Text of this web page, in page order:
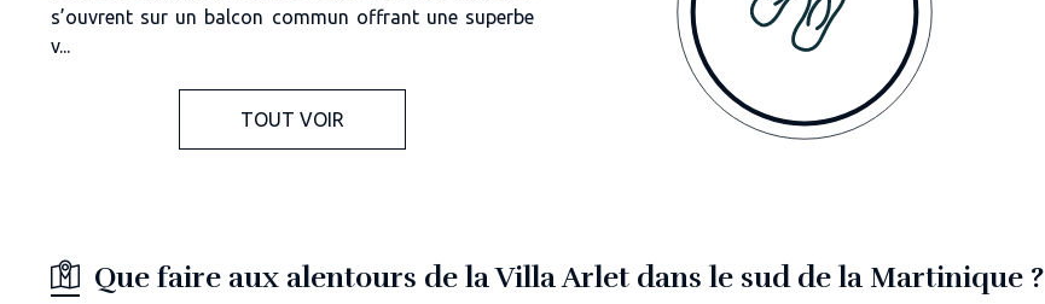
s’ouvrent sur un balcon commun offrant une superbe
v...
TOUT VOIR
Que faire aux alentours de la Villa Arlet dans le sud de la Martinique ?